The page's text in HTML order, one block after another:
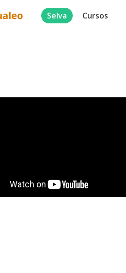
Selva Cursos